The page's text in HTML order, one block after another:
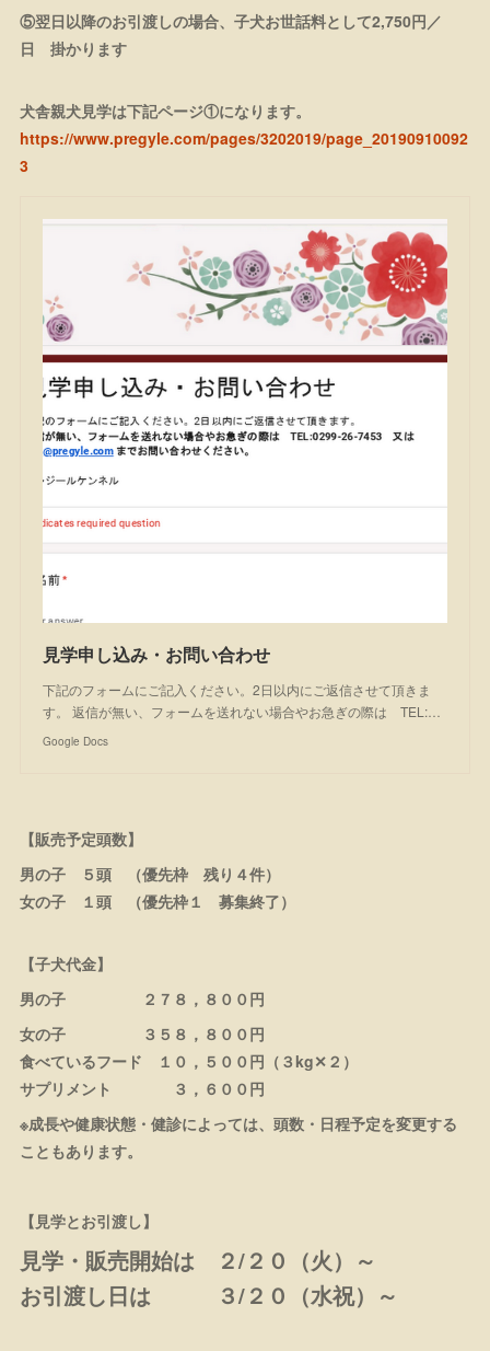
⑤翌日以降のお引渡しの場合、子犬お世話料として2,750円／
日 掛かります
犬舎親犬見学は下記ページ①になります。
https://www.pregyle.com/pages/3202019/page_20190910092
3
見学申し込み・お問い合わせ
下記のフォームにご記入ください。2日以内にご返信させて頂きま
す。 返信が無い、フォームを送れない場合やお急ぎの際は TEL:…
Google Docs
【販売予定頭数】
男の子 ５頭 （優先枠 残り４件）
女の子 １頭 （優先枠１ 募集終了）
【子犬代金】
男の子 ２７８，８００円
女の子 ３５８，８００円
食べているフード １０，５００円（３kg✕２）
サプリメント ３，６００円
※成長や健康状態・健診によっては、頭数・日程予定を変更する
こともあります。
【見学とお引渡し】
見学・販売開始は ２/２０（火）～
お引渡し日は ３/２０（水祝）～